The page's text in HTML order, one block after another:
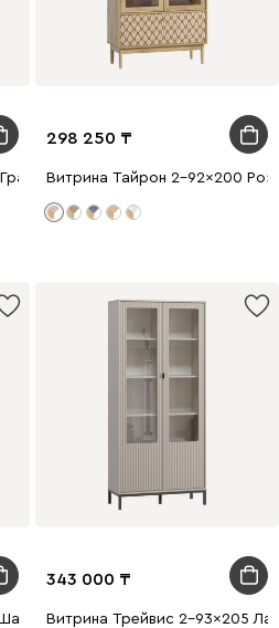
298 250
Витрина Тайрон 2-92x200
343 000
Витрина Трейвис 2-93x205